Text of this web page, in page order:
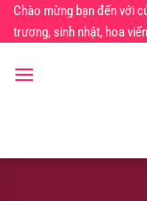
Chuyển
đến
dung
Chào mừng bạn đến với
trương, sinh nhật, hoa